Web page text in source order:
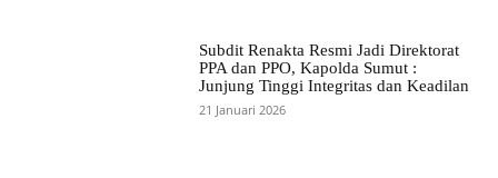
Subdit Renakta Resmi Jadi Direktorat
PPA dan PPO, Kapolda Sumut :
Junjung Tinggi Integritas dan Keadilan
21 Januari 2026